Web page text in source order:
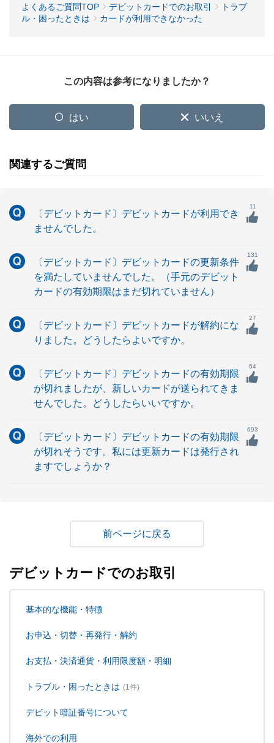
よくあるご質問TOP
デビットカードでのお取引
トラブ
ル・困ったときは
カードが利用できなかった
この内容は参考になりましたか？
はい いいえ
関連するご質問
〔デビットカード〕デビットカードが利用でき
ませんでした。
11
〔デビットカード〕デビットカードの更新条件
を満たしていませんでした。（手元のデビット
カードの有効期限はまだ切れていません）
131
〔デビットカード〕デビットカードが解約にな
りました。どうしたらよいですか。
27
〔デビットカード〕デビットカードの有効期限
が切れましたが、新しいカードが送られてきま
せんでした。どうしたらいいですか。
64
〔デビットカード〕デビットカードの有効期限
が切れそうです。私には更新カードは発行され
ますでしょうか？
693
戻る
デビットカードでのお取引
基本的な機能・特徴
お申込・切替・再発行・解約
お支払・決済通貨・利用限度額・明細
トラブル・困ったときは (1件)
デビット暗証番号について
海外での利用